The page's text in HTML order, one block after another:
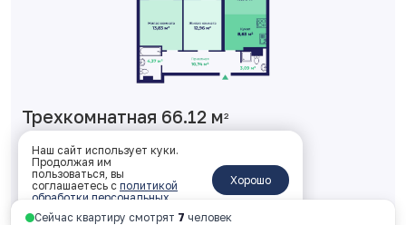
Трехкомнатная 66.12 м2
1 корпус, 1 подъезд, 17 этаж, № 136
ключи: Дом сдан
8 511 601 руб.
Сейчас квартиру смотрят 7 человек
Наш сайт использует куки.
Продолжая им
пользоваться, вы
соглашаетесь с политикой
обработки персональных
данных
Хорошо